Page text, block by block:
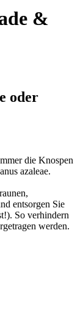
&
oder
die Knospen
azaleae.
entsorgen Sie
So verhindern
werden.